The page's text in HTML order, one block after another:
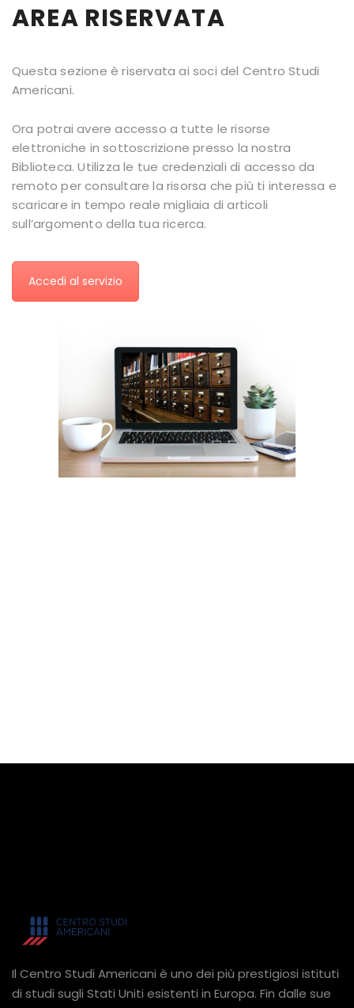
AREA RISERVATA
Questa sezione è riservata ai soci del Centro Studi
Americani.
Ora potrai avere accesso a tutte le risorse
elettroniche in sottoscrizione presso la nostra
Biblioteca. Utilizza le tue credenziali di accesso da
remoto per consultare la risorsa che più ti interessa e
scaricare in tempo reale migliaia di articoli
sull’argomento della tua ricerca.
Accedi al servizio
Il Centro Studi Americani è uno dei più prestigiosi istituti
di studi sugli Stati Uniti esistenti in Europa. Fin dalle sue